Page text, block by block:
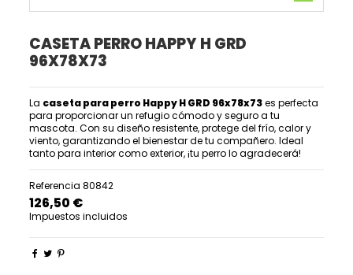
CASETA PERRO HAPPY H GRD
96X78X73
La caseta para perro Happy H GRD 96x78x73es perfecta
para proporcionar un refugio cómodo y seguro a tu
mascota. Con su diseño resistente, protege del frío, calor y
viento, garantizando el bienestar de tu compañero. Ideal
tanto para interior como exterior, ¡tu perro lo agradecerá!
Referencia 80842
126,50 €
Impuestos incluidos